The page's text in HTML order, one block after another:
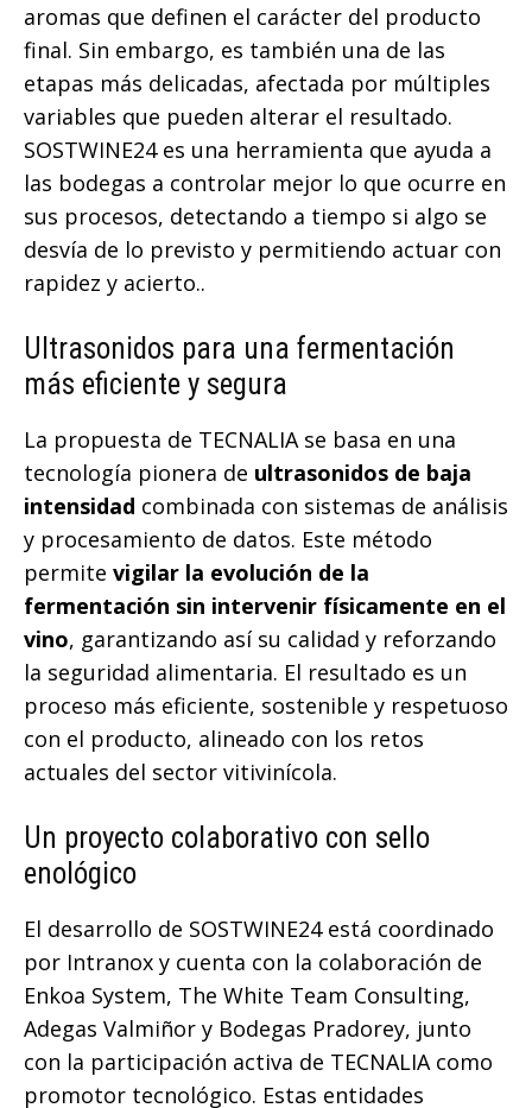
aromas que definen el carácter del producto
final. Sin embargo, es también una de las
etapas más delicadas, afectada por múltiples
variables que pueden alterar el resultado.
SOSTWINE24 es una herramienta que ayuda a
las bodegas a controlar mejor lo que ocurre en
sus procesos, detectando a tiempo si algo se
desvía de lo previsto y permitiendo actuar con
rapidez y acierto..
Ultrasonidos para una fermentación
más eficiente y segura
La propuesta de TECNALIA se basa en una
tecnología pionera de ultrasonidos de baja
intensidad combinada con sistemas de análisis
y procesamiento de datos. Este método
permite vigilar la evolución de la
fermentación sin intervenir físicamente en el
vino, garantizando así su calidad y reforzando
la seguridad alimentaria. El resultado es un
proceso más eficiente, sostenible y respetuoso
con el producto, alineado con los retos
actuales del sector vitivinícola.
Un proyecto colaborativo con sello
enológico
El desarrollo de SOSTWINE24 está coordinado
por Intranox y cuenta con la colaboración de
Enkoa System, The White Team Consulting,
Adegas Valmiñor y Bodegas Pradorey, junto
con la participación activa de TECNALIA como
promotor tecnológico. Estas entidades